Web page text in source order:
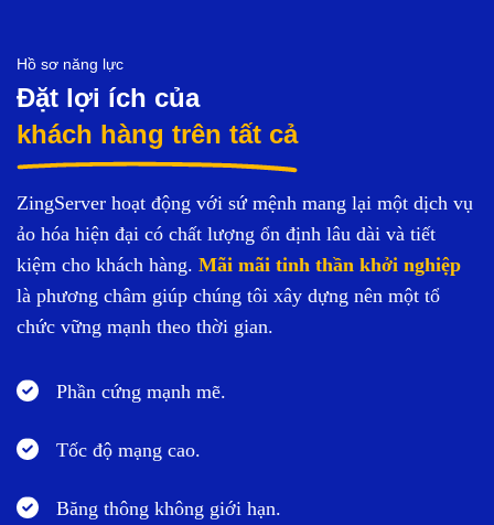
Hồ sơ năng lực
Đặt lợi ích của
khách hàng trên tất cả
ZingServer hoạt động với sứ mệnh mang lại một dịch vụ
ảo hóa hiện đại có chất lượng ổn định lâu dài và tiết
kiệm cho khách hàng. Mãi mãi tinh thần khởi nghiệp
là phương châm giúp chúng tôi xây dựng nên một tổ
chức vững mạnh theo thời gian.
Phần cứng mạnh mẽ.
Tốc độ mạng cao.
Băng thông không giới hạn.